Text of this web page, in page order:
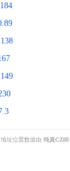
址位置数据由 纯真CZ88